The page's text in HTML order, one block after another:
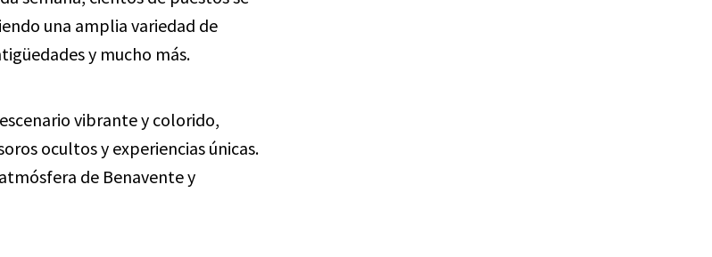
una amplia variedad de
y mucho más.
vibrante y colorido,
ocultos y experiencias únicas.
de Benavente y